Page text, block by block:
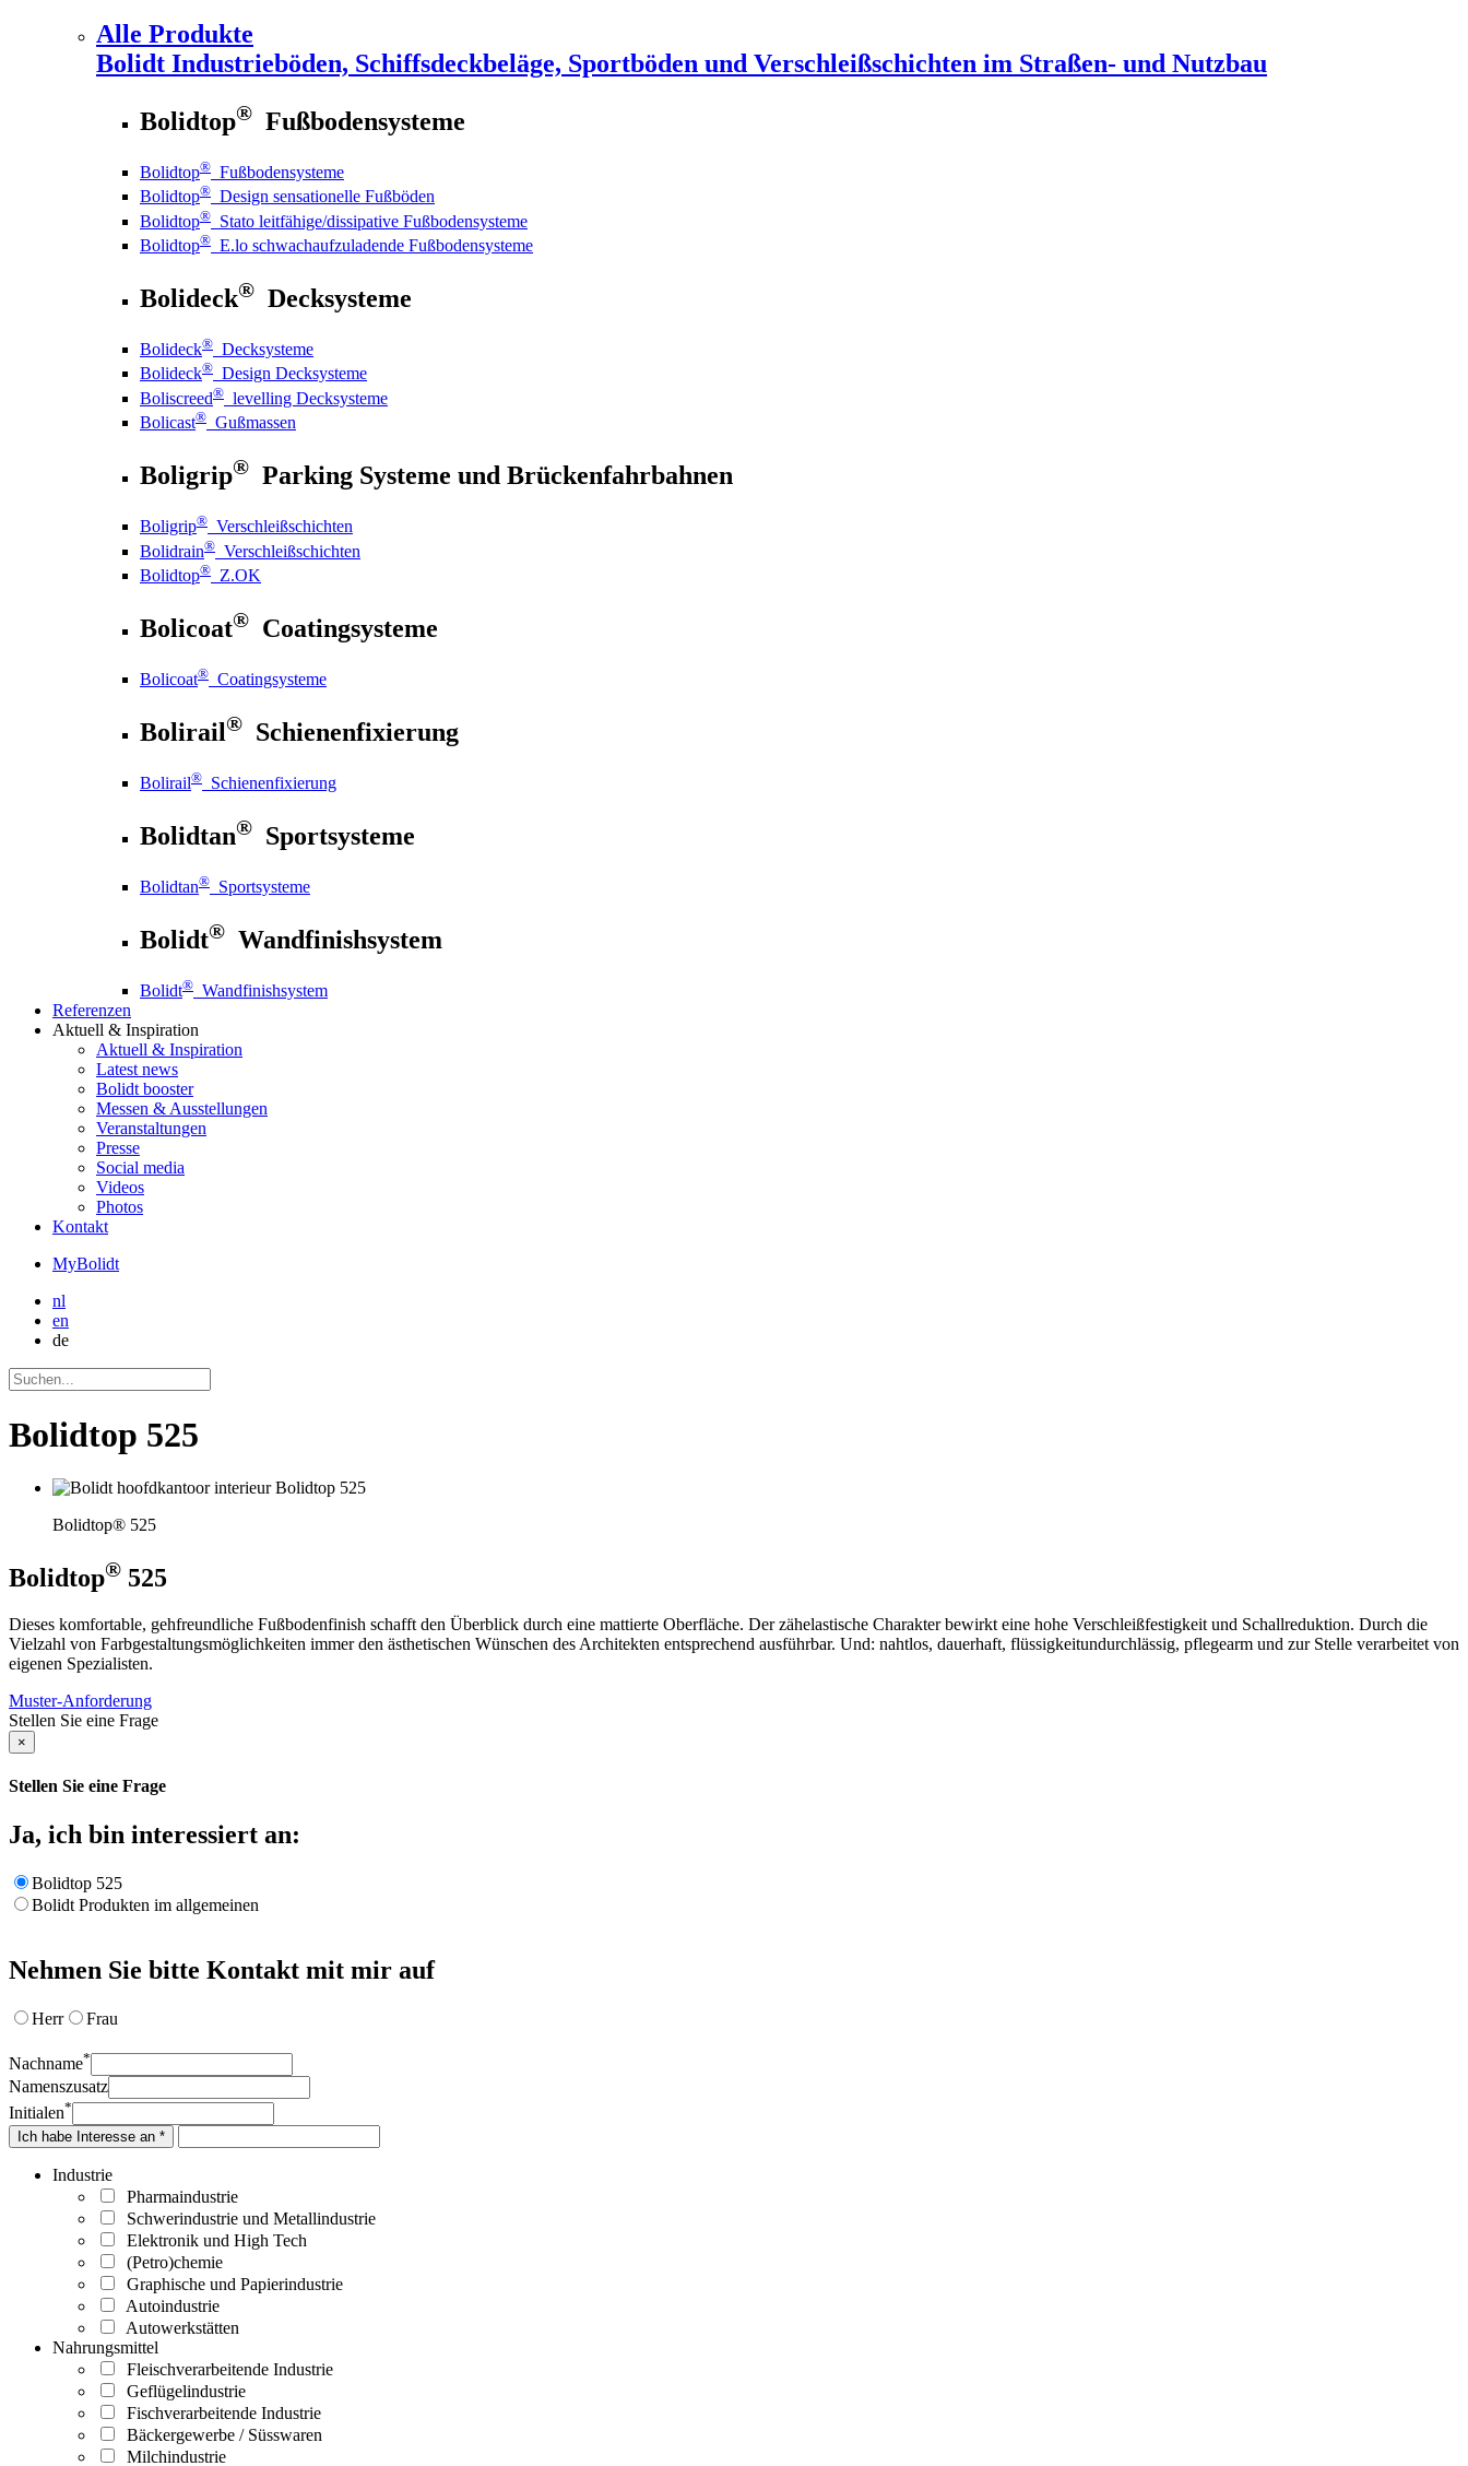
Alle Produkte
Bolidt Industrieböden, Schiffsdeckbeläge, Sportböden und Verschleißschichten im Straßen- und Nutzbau
Bolidtop® Fußbodensysteme
Bolidtop® Fußbodensysteme
Bolidtop® Design sensationelle Fußböden
Bolidtop® Stato leitfähige/dissipative Fußbodensysteme
Bolidtop® E.lo schwachaufzuladende Fußbodensysteme
Bolideck® Decksysteme
Bolideck® Decksysteme
Bolideck® Design Decksysteme
Boliscreed® levelling Decksysteme
Bolicast® Gußmassen
Boligrip® Parking Systeme und Brückenfahrbahnen
Boligrip® Verschleißschichten
Bolidrain® Verschleißschichten
Bolidtop® Z.OK
Bolicoat® Coatingsysteme
Bolicoat® Coatingsysteme
Bolirail® Schienenfixierung
Bolirail® Schienenfixierung
Bolidtan® Sportsysteme
Bolidtan® Sportsysteme
Bolidt® Wandfinishsystem
Bolidt® Wandfinishsystem
Referenzen
Aktuell & Inspiration
Aktuell & Inspiration
Latest news
Bolidt booster
Messen & Ausstellungen
Veranstaltungen
Presse
Social media
Videos
Photos
Kontakt
MyBolidt
nl
en
de
Bolidtop 525
Bolidtop® 525
Bolidtop® 525
Dieses komfortable, gehfreundliche Fußbodenfinish schafft den Überblick durch eine mattierte Oberfläche. Der zähelastische Charakter bewirkt eine hohe Verschleißfestigkeit und Schallreduktion. Durch die
Vielzahl von Farbgestaltungsmöglichkeiten immer den ästhetischen Wünschen des Architekten entsprechend ausführbar. Und: nahtlos, dauerhaft, flüssigkeitundurchlässig, pflegearm und zur Stelle verarbeitet von
eigenen Spezialisten.
Muster-Anforderung
Stellen Sie eine Frage
×
Stellen Sie eine Frage
Ja, ich bin interessiert an:
Bolidtop 525
Bolidt Produkten im allgemeinen
Nehmen Sie bitte Kontakt mit mir auf
Herr Frau
Nachname*
Namenszusatz
Initialen*
Ich habe Interesse an *
Industrie
Pharmaindustrie
Schwerindustrie und Metallindustrie
Elektronik und High Tech
(Petro)chemie
Graphische und Papierindustrie
Autoindustrie
Autowerkstätten
Nahrungsmittel
Fleischverarbeitende Industrie
Geflügelindustrie
Fischverarbeitende Industrie
Bäckergewerbe / Süsswaren
Milchindustrie